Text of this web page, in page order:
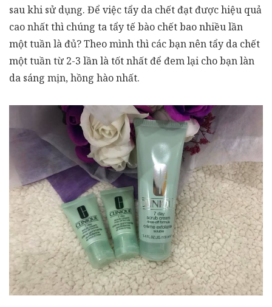
sau khi sử dụng. Để việc tẩy da chết đạt được hiệu quả
cao nhất thì chúng ta tẩy tế bào chết bao nhiều lần
một tuần là đủ? Theo mình thì các bạn nên tẩy da chết
một tuần từ 2-3 lần là tốt nhất để đem lại cho bạn làn
da sáng mịn, hồng hào nhất.